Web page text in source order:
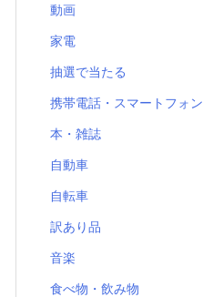
動画
家電
抽選で当たる
携帯電話・スマートフォン
本・雑誌
自動車
自転車
訳あり品
音楽
食べ物・飲み物